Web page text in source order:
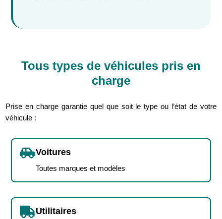
Tous types de véhicules pris en
charge
Prise en charge garantie quel que soit le type ou l’état de votre
véhicule :
Voitures
Toutes marques et modèles
Utilitaires